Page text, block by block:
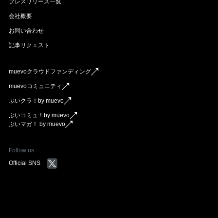
プレスリリース一覧
会社概要
お問い合わせ
記事リクエスト
muevoクラウドファンディング
muevoコミュニティ
ぶいクラ！by muevo
ぶいコミュ！by muevo
ぶいマガ！ by muevo
Follow us
Official SNS